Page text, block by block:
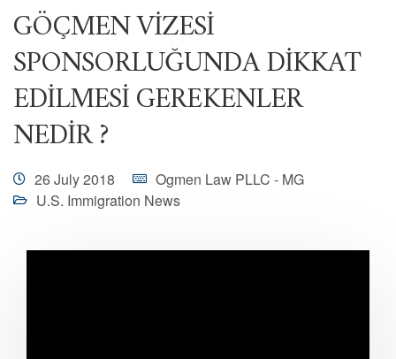
GÖÇMEN VİZESİ
SPONSORLUĞUNDA DİKKAT
EDİLMESİ GEREKENLER
NEDİR ?
26 July 2018
Ogmen Law PLLC - MG
U.S. Immigration News